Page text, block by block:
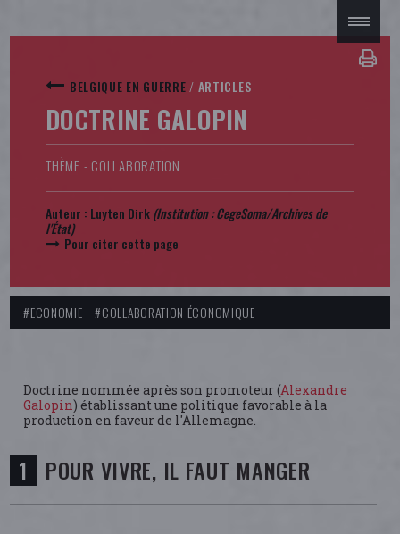
BELGIQUE EN GUERRE / ARTICLES
DOCTRINE GALOPIN
THÈME - COLLABORATION
Auteur : Luyten Dirk(Institution :CegeSoma/Archives de
l'État)
Pour citer cette page
#ECONOMIE #COLLABORATION ÉCONOMIQUE
Doctrine nommée après son promoteur (Alexandre
Galopin) établissant une politique favorable à la
production en faveur de l'Allemagne.
POUR VIVRE, IL FAUT MANGER